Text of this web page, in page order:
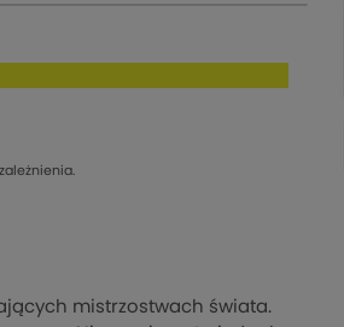
mistrzostwach świata.